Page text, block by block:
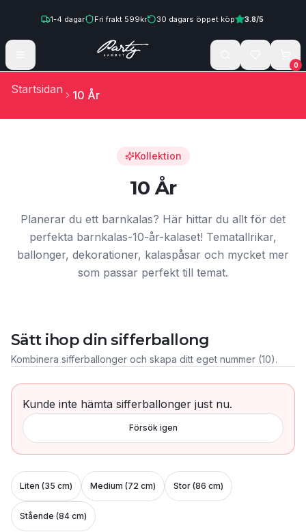
1-4 dagar Fri frakt 599kr 30 dagars öppet köp 3.8/5
0
Startsidan 10 År
Kollektion
10 År
Planerar du ett barnkalas? Här hittar du allt för det
perfekta barnkalas-10-år-kalaset! Tematallrikar,
ballonger, dekorationer, kalaspåsar och mycket mer
som passar perfekt till temat.
Sätt ihop din sifferballong
Kombinera sifferballonger och skapa ditt eget nummer (10).
Kunde inte hämta sifferballonger just nu.
Försök igen
Liten (35 cm) Medium (72 cm) Stor (86 cm)
Stående (84 cm)